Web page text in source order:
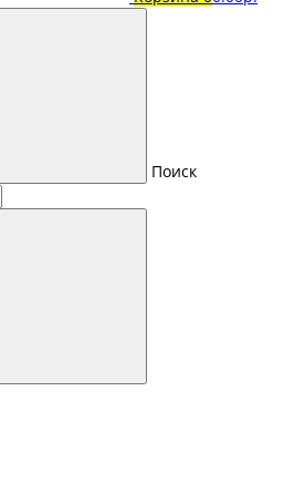
Поиск